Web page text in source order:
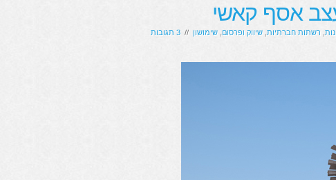
אסף קאשי
רשתות חברתיות שיווק ופרסום שימושון // 3 תגובות